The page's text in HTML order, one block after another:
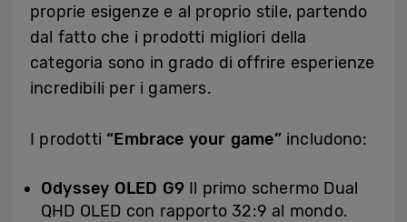
proprie esigenze e al proprio stile, partendo
dal fatto che i prodotti migliori della
categoria sono in grado di offrire esperienze
incredibili per i gamers.
I prodotti “Embrace your game”includono:
Odyssey OLED G9 Il primo schermo Dual
QHD OLED con rapporto 32:9 al mondo.